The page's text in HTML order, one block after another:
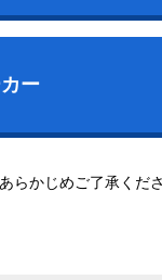
ー
かじめご了承くださ